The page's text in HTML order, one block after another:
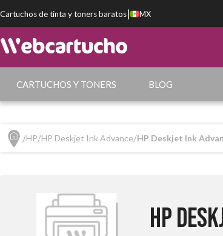
Cartuchos de tinta y toners baratos| MX
CARTUCHOS Y TONERS BLOG
HP HP Deskjet Ink Advance HP Deskjet Ink
HP